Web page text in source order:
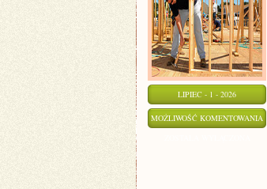
LIPIEC - 1 - 2026
MOŻLIWOŚĆ KOMENTOWANIA